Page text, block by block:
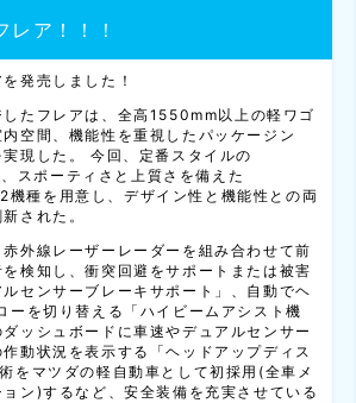
ア！！！
発売しました！
たフレアは、全高1550mm以上の軽ワゴ
空間、機能性を重視したパッケージン
現した。 今回、定番スタイルの
スポーティさと上質さを備えた
機種を用意し、デザイン性と機能性との両
された。
外線レーザーレーダーを組み合わせて前
検知し、衝突回避をサポートまたは被害
センサーブレーキサポート」、自動でヘ
ーを切り替える「ハイビームアシスト機
ッシュボードに車速やデュアルセンサー
動状況を表示する「ヘッドアップディス
をマツダの軽自動車として初採用(全車メ
ン)するなど、安全装備を充実させている